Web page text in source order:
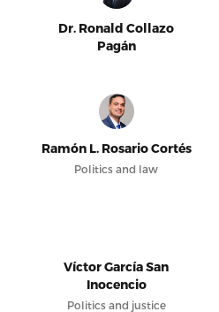
Dr. Ronald Collazo
Pagán
Ramón L. Rosario Cortés
Politics and law
Víctor García San
Inocencio
Politics and justice